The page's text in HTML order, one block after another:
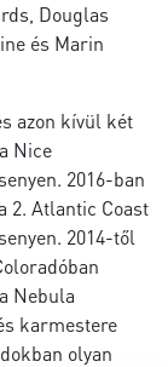
Douglas
és Marin
azon kívül két
Nice
2016-ban
2. Atlantic Coast
2014-től
Nebula
karmestere
olyan